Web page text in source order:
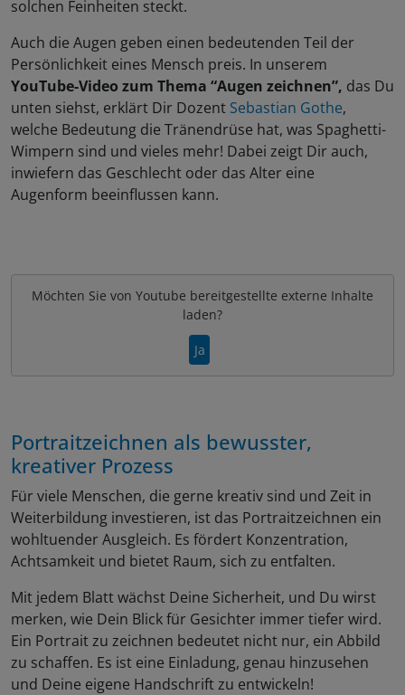
solchen Feinheiten steckt.
Auch die Augen geben einen bedeutenden Teil der
Persönlichkeit eines Mensch preis. In unserem
YouTube-Video zum Thema “Augen zeichnen”, das Du
unten siehst, erklärt Dir Dozent Sebastian Gothe,
welche Bedeutung die Tränendrüse hat, was Spaghetti-
Wimpern sind und vieles mehr! Dabei zeigt Dir auch,
inwiefern das Geschlecht oder das Alter eine
Augenform beeinflussen kann.
Möchten Sie von Youtube bereitgestellte externe Inhalte
laden?
Ja
Portraitzeichnen als bewusster,
kreativer Prozess
Für viele Menschen, die gerne kreativ sind und Zeit in
Weiterbildung investieren, ist das Portraitzeichnen ein
wohltuender Ausgleich. Es fördert Konzentration,
Achtsamkeit und bietet Raum, sich zu entfalten.
Mit jedem Blatt wächst Deine Sicherheit, und Du wirst
merken, wie Dein Blick für Gesichter immer tiefer wird.
Ein Portrait zu zeichnen bedeutet nicht nur, ein Abbild
zu schaffen. Es ist eine Einladung, genau hinzusehen
und Deine eigene Handschrift zu entwickeln!